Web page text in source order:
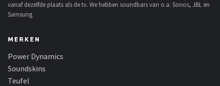
vanaf dezelfde plaats als de tv. We hebben soundbars van o.a. Sonos, JBL en
Samsung
MERKEN
Power Dynamics
Soundskins
Teufel